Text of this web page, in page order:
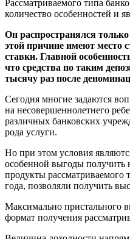
Рассматриваемого типа
количество особенностей и
Он распространялся
этой причине имеют место
ставки. Главной
что средства по таким
тысячу раз после
Сегодня многие задаются
на несовершеннолетнего
различных банковских
рода услуги.
Но при этом условия
особенной выгоды получить
продукты рассматриваемого
года, позволяли получить
Максимально пристального
формат получения